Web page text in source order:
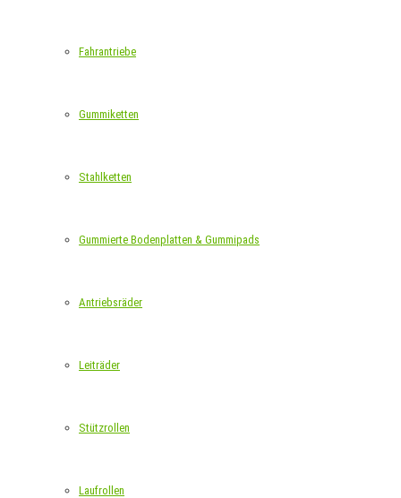
Fahrantriebe
Gummiketten
Stahlketten
Gummierte Bodenplatten & Gummipads
Antriebsräder
Leiträder
Stützrollen
Laufrollen